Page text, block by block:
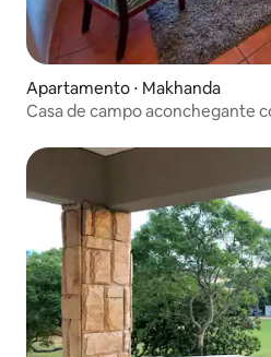
Apartamento ⋅ Makhanda
Casa de campo aconchegante